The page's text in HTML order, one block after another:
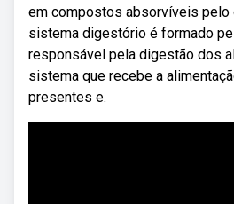
em compostos absorvíveis pelo
sistema digestório é formado
responsável pela digestão dos
sistema que recebe a
presentes e.